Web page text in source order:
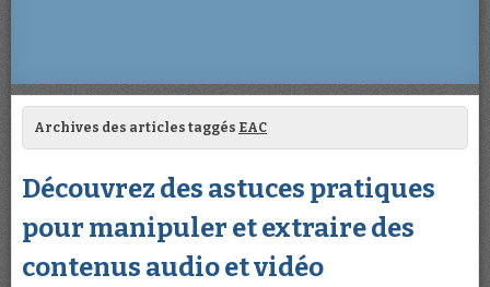
Archives des articles taggés EAC
Découvrez des astuces pratiques
pour manipuler et extraire des
contenus audio et vidéo